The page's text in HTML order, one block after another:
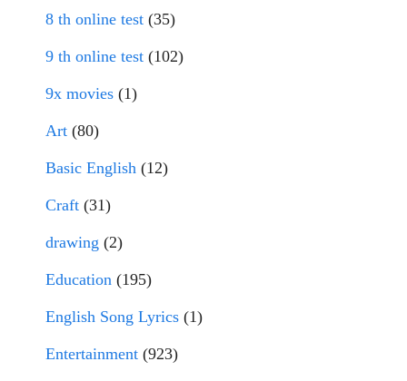
8 th online test (35)
9 th online test (102)
9x movies (1)
Art (80)
Basic English (12)
Craft (31)
drawing (2)
Education (195)
English Song Lyrics (1)
Entertainment (923)